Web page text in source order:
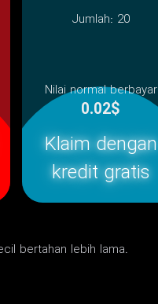
Jumlah: 20
Nilai normal berbayar
0.02$
Klaim dengan
kredit gratis
bertahan lebih lama.